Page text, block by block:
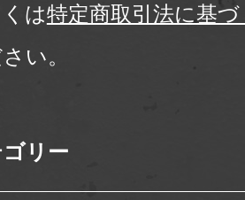
は特定商取引法に基
い。
リー